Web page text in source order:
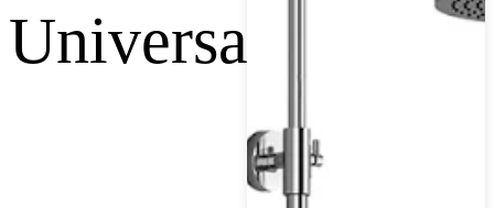
Universal